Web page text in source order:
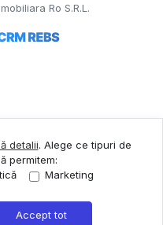
Ro S.R.L.
detalii. Alege ce tipuri de
permitem:
Marketing
Accept tot